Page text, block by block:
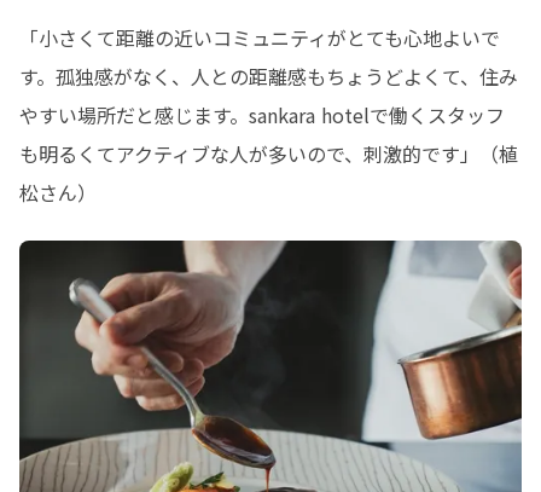
「小さくて距離の近いコミュニティがとても心地よいで
す。孤独感がなく、人との距離感もちょうどよくて、住み
やすい場所だと感じます。sankara hotelで働くスタッフ
も明るくてアクティブな人が多いので、刺激的です」（植
松さん）